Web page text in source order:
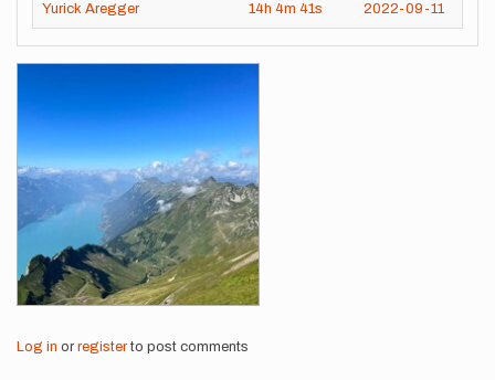
Yurick Aregger 14h 4m 41s 2022-09-11
Log in or registerto post comments